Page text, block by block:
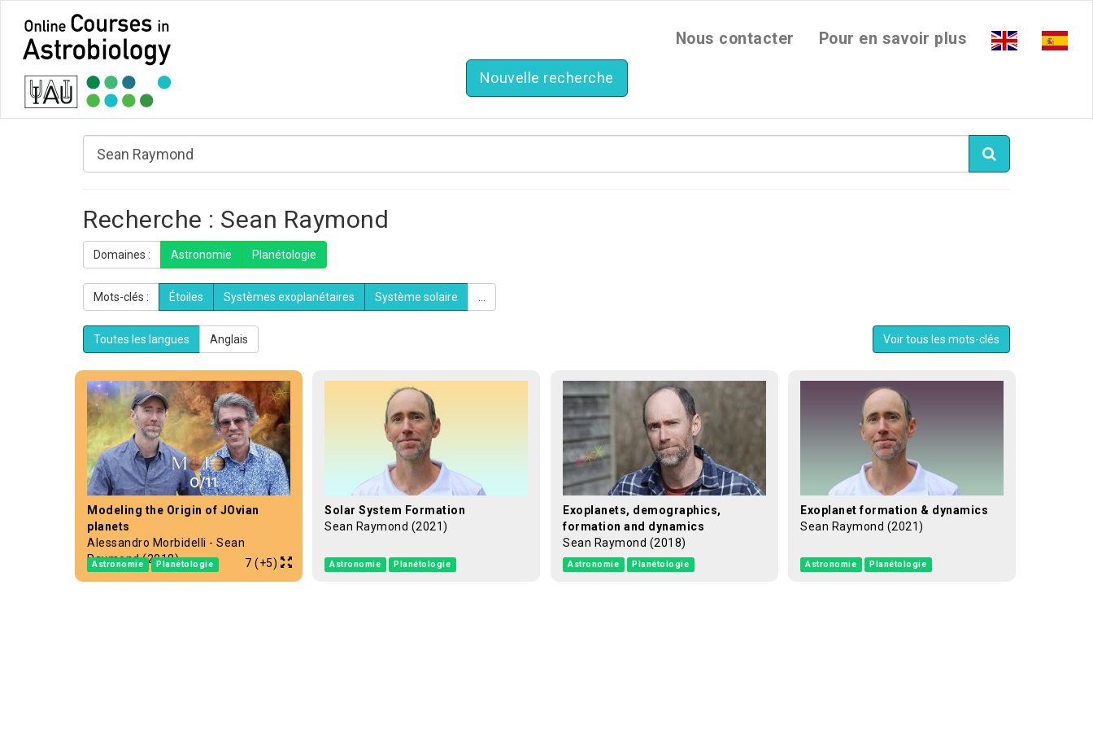
Nouvelle recherche
Nous contacter Pour en savoir plus
Recherche : Sean Raymond
Domaines : Astronomie Planétologie
Mots-clés : Étoiles Systèmes exoplanétaires Système solaire
Toutes les langues Anglais Voir tous les mots-clés
Modeling the Origin of JOvian
planets
Alessandro Morbidelli - Sean
Raymond (2018)
Astronomie Planétologie 7 (+5)
Solar System Formation
Sean Raymond (2021)
Astronomie Planétologie
Exoplanets, demographics,
formation and dynamics
Sean Raymond (2018)
Astronomie Planétologie
Exoplanet formation & dynamics
Sean Raymond (2021)
Astronomie Planétologie